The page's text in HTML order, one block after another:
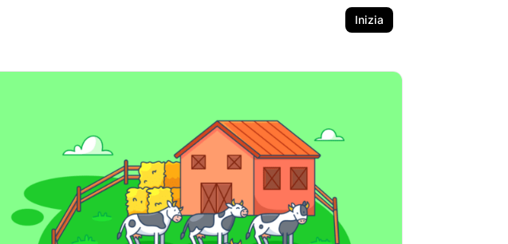
Inizia